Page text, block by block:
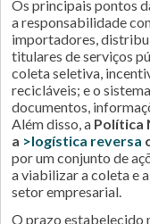
Os principais pontos
a responsabilidade
importadores,
titulares de serviços
coleta seletiva,
recicláveis; e o
documentos,
Além disso, a Política
a >logística reversa
por um conjunto de
a viabilizar a coleta e
setor empresarial.
O prazo estabelecido